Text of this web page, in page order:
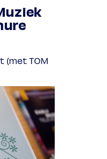
(met TOM